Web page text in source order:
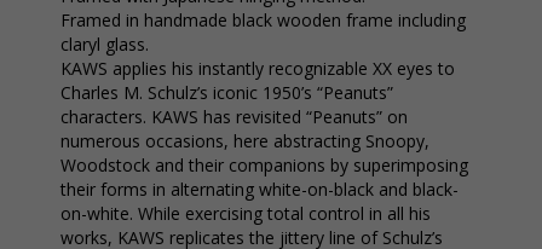
Framed in handmade black wooden frame including
claryl glass.
KAWS applies his instantly recognizable XX eyes to
Charles M. Schulz’s iconic 1950’s “Peanuts”
characters. KAWS has revisited “Peanuts” on
numerous occasions, here abstracting Snoopy,
Woodstock and their companions by superimposing
their forms in alternating white-on-black and black-
on-white. While exercising total control in all his
works, KAWS replicates the jittery line of Schulz’s